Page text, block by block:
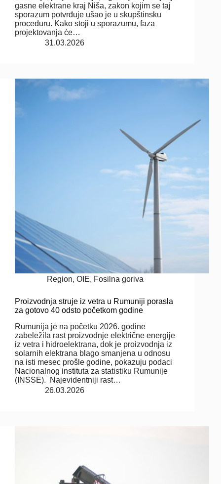
gasne elektrane kraj Niša, zakon kojim se taj
sporazum potvrđuje ušao je u skupštinsku
proceduru. Kako stoji u sporazumu, faza
projektovanja će…
31.03.2026
Region,OIE, Fosilna goriva
Proizvodnja struje iz vetra u Rumuniji porasla
za gotovo 40 odsto početkom godine
Rumunija je na početku 2026. godine
zabeležila rast proizvodnje električne energije
iz vetra i hidroelektrana, dok je proizvodnja iz
solarnih elektrana blago smanjena u odnosu
na isti mesec prošle godine, pokazuju podaci
Nacionalnog instituta za statistiku Rumunije
(INSSE). Najevidentniji rast…
26.03.2026